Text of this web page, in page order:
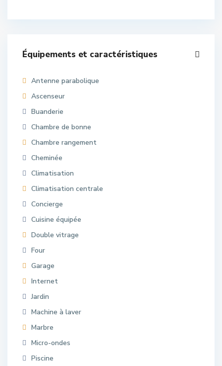
Équipements et caractéristiques
Antenne parabolique
Ascenseur
Buanderie
Chambre de bonne
Chambre rangement
Cheminée
Climatisation
Climatisation centrale
Concierge
Cuisine équipée
Double vitrage
Four
Garage
Internet
Jardin
Machine à laver
Marbre
Micro-ondes
Piscine